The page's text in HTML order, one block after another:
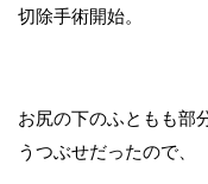
切除手術開始。
お尻の下のふともも部
うつぶせだったので、